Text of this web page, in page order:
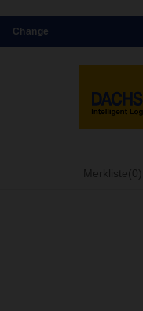
Change
Merkliste(0)